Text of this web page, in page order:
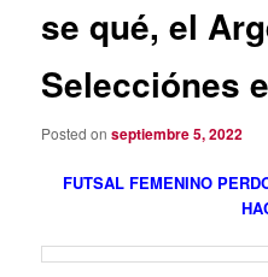
se qué, el
Selecciónes
Posted onseptiembre 5, 2022
FUTSAL FEMENINO